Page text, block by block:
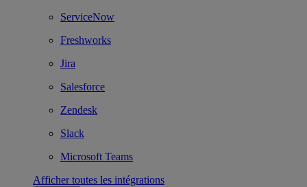
ServiceNow
Freshworks
Jira
Salesforce
Zendesk
Slack
Microsoft Teams
Afficher toutes les intégrations